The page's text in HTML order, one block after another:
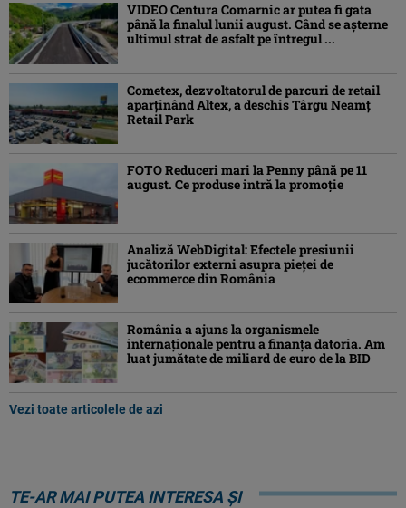
VIDEO Centura Comarnic ar putea fi gata
până la finalul lunii august. Când se așterne
ultimul strat de asfalt pe întregul ...
Cometex, dezvoltatorul de parcuri de retail
aparținând Altex, a deschis Târgu Neamț
Retail Park
FOTO Reduceri mari la Penny până pe 11
august. Ce produse intră la promoție
Analiză WebDigital: Efectele presiunii
jucătorilor externi asupra pieței de
ecommerce din România
România a ajuns la organismele
internaționale pentru a finanța datoria. Am
luat jumătate de miliard de euro de la BID
Vezi toate articolele de azi
TE-AR MAI PUTEA INTERESA ȘI